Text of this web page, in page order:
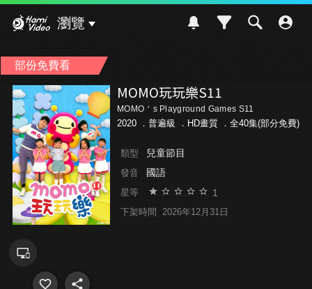
瀏覽
部份免費看
MOMO玩玩樂S11
MOMO＇s Playground Games S11
2020 ． 普遍級 ．HD畫質 ．全40集(部分免費)
類型 兒童節目
發音 國語
星等 1
下架時間 2026年12月31日